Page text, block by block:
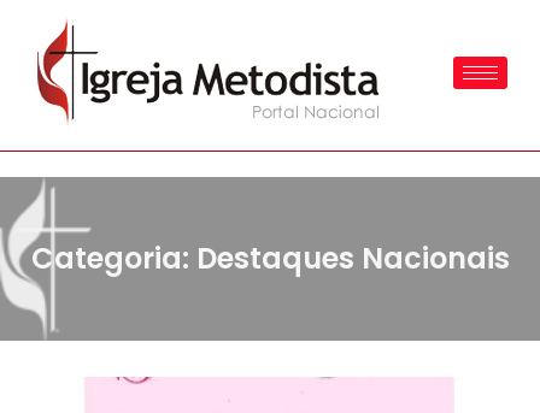
Categoria: Destaques Nacionais